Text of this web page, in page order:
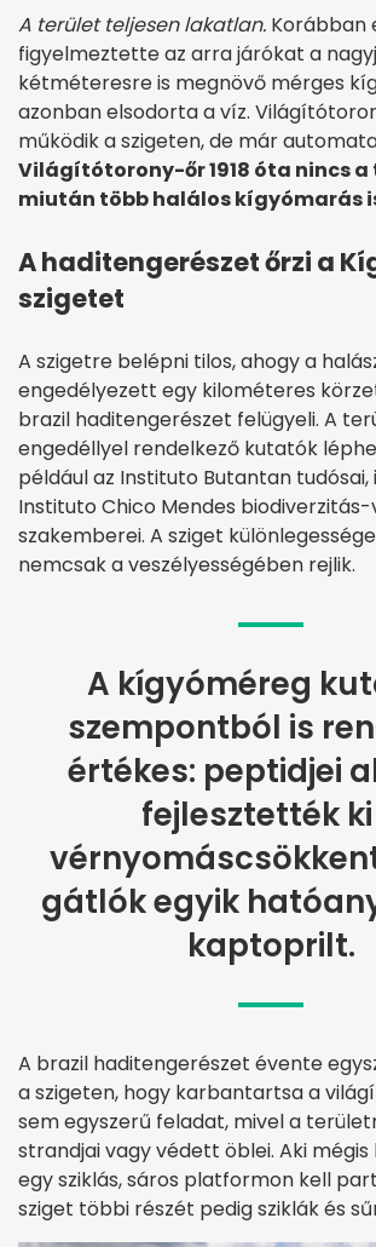
A terület teljesen lakatlan. Korábban
figyelmeztette az arra járókat a
kétméteresre is megnövő mérges
azonban elsodorta a víz.
működik a szigeten, de már
Világítótorony-őr 1918 óta nincs
miután több halálos kígyómarás
A haditengerészet őrzi a
szigetet
A szigetre belépni tilos, ahogy a
engedélyezett egy kilométeres
brazil haditengerészet felügyeli. A
engedéllyel rendelkező kutatók
például az Instituto Butantan tudósai,
Instituto Chico Mendes
szakemberei. A sziget
nemcsak a veszélyességében rejlik.
A kígyóméreg
szempontból is
értékes: peptidjei
fejlesztették
gátlók egyik
kaptoprilt.
A brazil haditengerészet évente
a szigeten, hogy karbantartsa a
sem egyszerű feladat, mivel a
strandjai vagy védett öblei. Aki mégis
egy sziklás, sáros platformon kell
sziget többi részét pedig sziklák és